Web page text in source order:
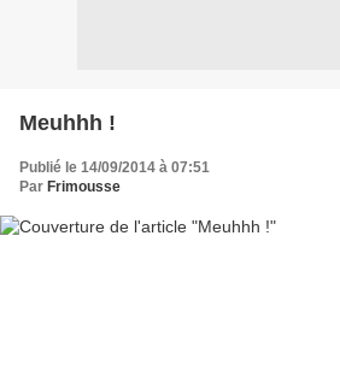
Meuhhh !
Publié le 14/09/2014 à 07:51
Par Frimousse